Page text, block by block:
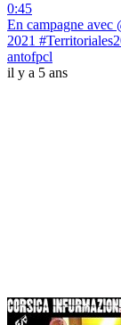
0:45
En campagne avec
2021
antofpcl
il y a 5 ans